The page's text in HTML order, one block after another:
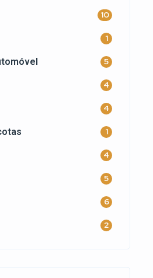
10
1
5
4
4
1
4
5
6
2